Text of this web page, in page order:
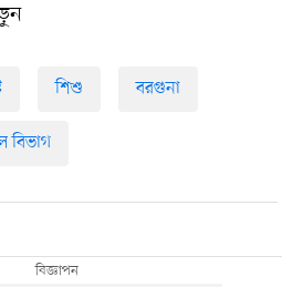
শিশু বরগুনা
বিভাগ